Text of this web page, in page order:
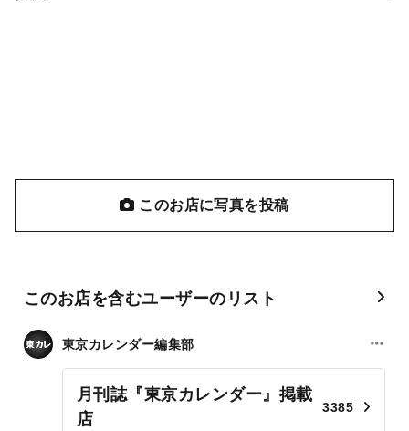
このお店に写真を投稿
このお店を含むユーザーのリスト
東京カレンダー編集部
月刊誌『東京カレンダー』掲載
店
3385